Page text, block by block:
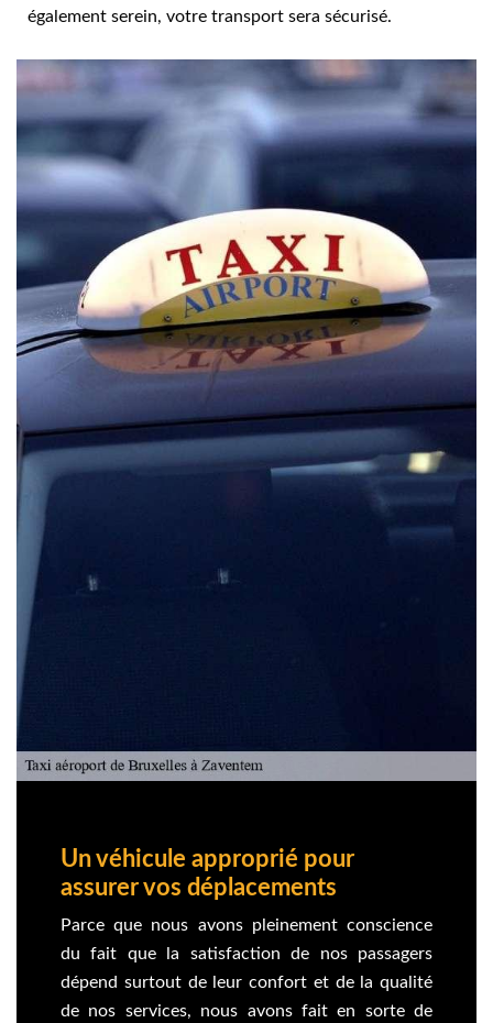
également serein, votre transport sera sécurisé.
Un véhicule approprié pour
assurer vos déplacements
Parce que nous avons pleinement conscience
du fait que la satisfaction de nos passagers
dépend surtout de leur confort et de la qualité
de nos services, nous avons fait en sorte de